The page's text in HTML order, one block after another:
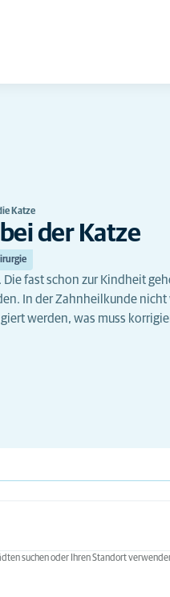
Katze
der Katze
fast schon zur Kindheit
In der Zahnheilkunde
werden, was muss
suchen oder Ihren Standort